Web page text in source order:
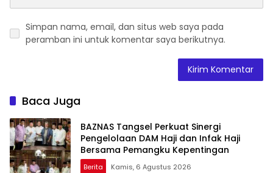
Simpan nama, email, dan situs web saya pada
peramban ini untuk komentar saya berikutnya.
Baca Juga
BAZNAS Tangsel Perkuat Sinergi
Pengelolaan DAM Haji dan Infak Haji
Bersama Pemangku Kepentingan
Berita Kamis, 6 Agustus 2026